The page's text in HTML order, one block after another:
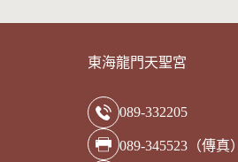
東海龍門天聖宮
089-332205
089-345523（傳真）